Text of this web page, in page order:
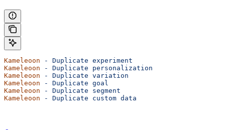
Kameleoon - Duplicate experiment
Kameleoon - Duplicate personalization
Kameleoon - Duplicate variation
Kameleoon - Duplicate goal
Kameleoon - Duplicate segment
Kameleoon - Duplicate custom data